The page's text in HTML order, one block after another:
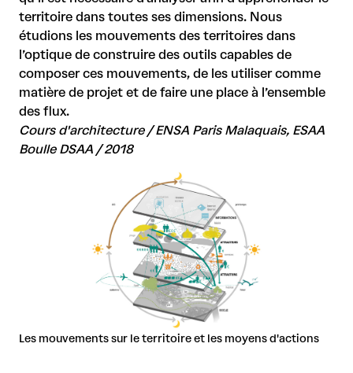
territoire dans toutes ses dimensions. Nous
étudions les mouvements des territoires dans
l’optique de construire des outils capables de
composer ces mouvements, de les utiliser comme
matière de projet et de faire une place à l’ensemble
des flux.
Cours d'architecture / ENSA Paris Malaquais, ESAA
Boulle DSAA / 2018
Les mouvements sur le territoire et les moyens d'actions